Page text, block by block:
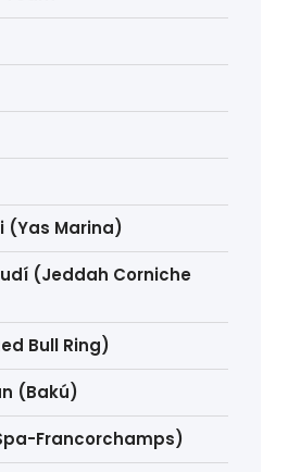
(Yas Marina)
(Jeddah Corniche
Bull Ring)
(Bakú)
Francorchamps)